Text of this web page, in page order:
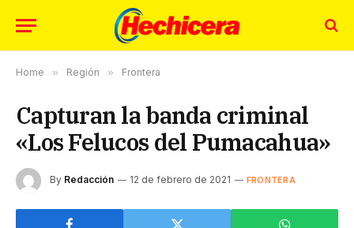
Home » Región » Frontera
Capturan la banda criminal
«Los Felucos del Pumacahua»
By Redacción 12 de febrero de 2021 FRONTERA